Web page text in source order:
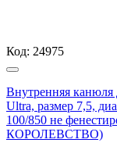
Код: 24975
Внутренняя канюля
Ultra, размер 7,5,
100/850 не
КОРОЛЕВСТВО)